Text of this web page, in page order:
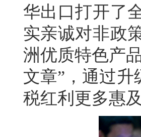
华出口打开了
实亲诚对非政
洲优质特色产
文章”，通过升
税红利更多惠